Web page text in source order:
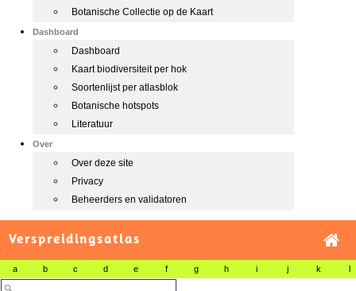
Botanische Collectie op de Kaart
Dashboard
Dashboard
Kaart biodiversiteit per hok
Soortenlijst per atlasblok
Botanische hotspots
Literatuur
Over
Over deze site
Privacy
Beheerders en validatoren
Verspreidingsatlas
a b c d e f g h i j k l